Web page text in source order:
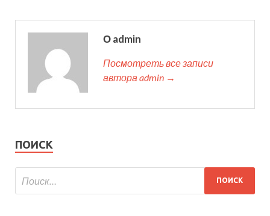
О admin
Посмотреть все записи
автора admin →
ПОИСК